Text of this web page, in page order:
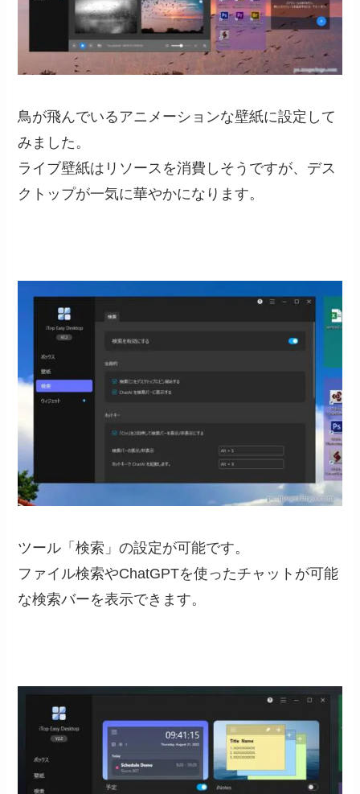
鳥が飛んでいるアニメーションな壁紙に設定して
みました。
ライブ壁紙はリソースを消費しそうですが、デス
クトップが一気に華やかになります。
ツール「検索」の設定が可能です。
ファイル検索やChatGPTを使ったチャットが可能
な検索バーを表示できます。